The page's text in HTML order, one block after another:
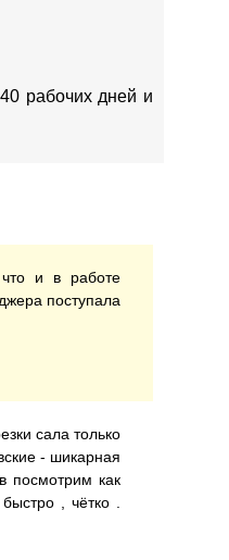
рабочих дней и
и в работе
поступала
сала только
- шикарная
посмотрим как
, чётко .